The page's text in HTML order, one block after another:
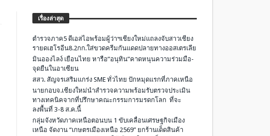
เรื่องล่าสุด
ตำรวจภาค5 ดีเอสไอพร้อมผู้ว่าฯเชียงใหม่แถลงจับสาวเชียง
รายดเฮโรอีน8.2กก.ใส่ขวดครีมกันแดดปลายทางออสเตรเลีย
มินอองไลง์ เยือนไทย หารือ”อนุทิน”คาดหนุนความร่วมมือ-
จุดยืนในอาเซียน
สสว. สัญจรเสริมแกร่ง SME ทั่วไทย ปักหมุดแรกที่ภาคเหนือ
นายกอบจ.เชียงใหม่นำสำรวจความพร้อมรับตรวจประเมิน
ทางเทคนิคจากที่ปรึกษาคณะกรรมการมรดกโลก ที่จะ
ลงพื้นที่ 3-8 ส.ค.นี้
กลุ่มจังหวัดภาคเหนือตอนบน 1 ขับเคลื่อนเศรษฐกิจเมือง
เหนือ จัดงาน “เกษตรเมืองเหนือ 2569” ยกร้านเด็ดสินค้า